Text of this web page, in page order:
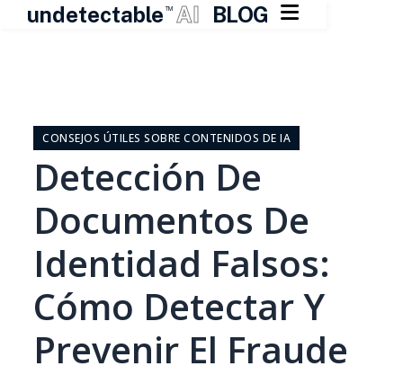
undetectable TM AI BLOG 
contenidoCONSEJOS ÚTILES SOBRE CONTENIDOS DE IA
Detección De
Documentos De
Identidad Falsos:
Cómo Detectar Y
Prevenir El Fraude